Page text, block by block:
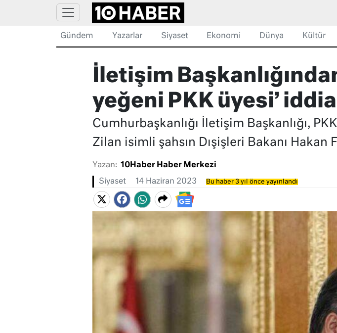
Gündem Yazarlar Siyaset Ekonomi Dünya Kültür
İletişim
yeğeni PKK üyesi’
Cumhurbaşkanlığı İletişim Başkanlığı,
Zilan isimli şahsın Dışişleri Bakanı Hakan
Yazan: 10Haber Haber Merkezi
Siyaset 14 Haziran 2023 Bu haber 3 yıl önce yayınlandı